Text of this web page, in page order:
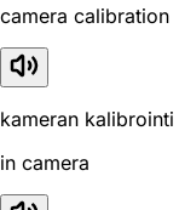
camera calibration
kameran kalibrointi
in camera